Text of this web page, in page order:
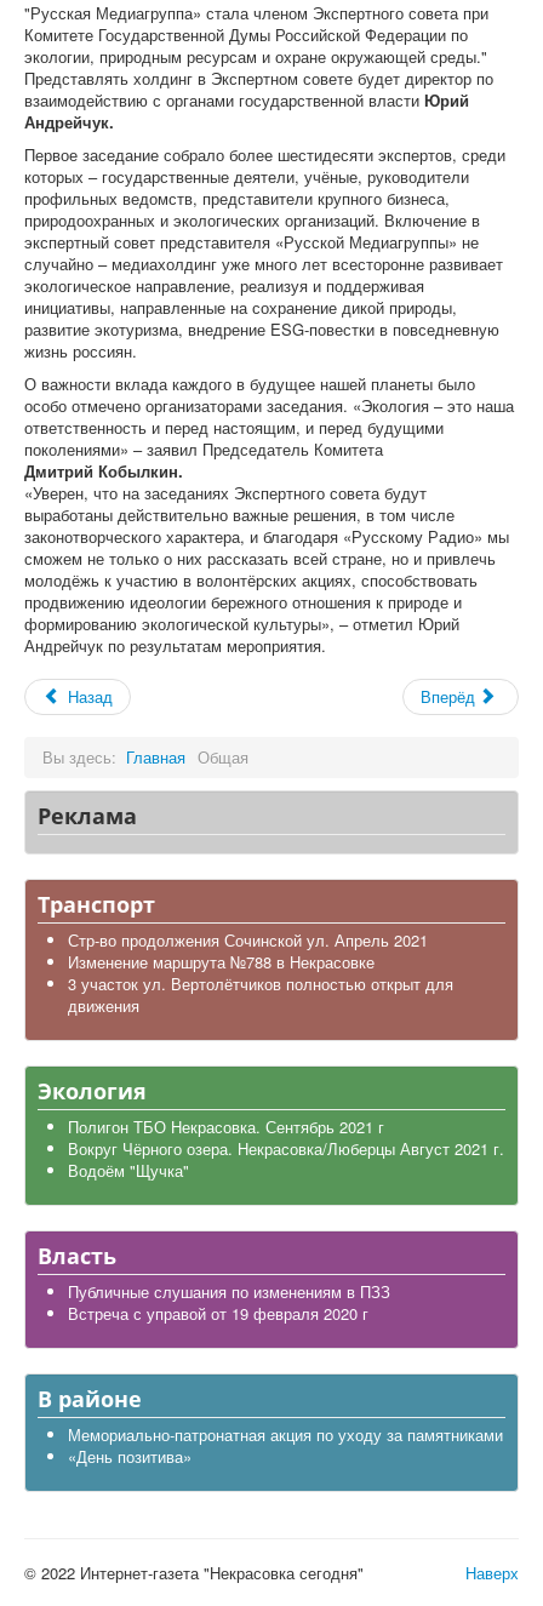
"Русская Медиагруппа» стала членом Экспертного совета при
Комитете Государственной Думы Российской Федерации по
экологии, природным ресурсам и охране окружающей среды."
Представлять холдинг в Экспертном совете будет директор по
взаимодействию с органами государственной власти Юрий
Андрейчук.
Первое заседание собрало более шестидесяти экспертов, среди
которых – государственные деятели, учёные, руководители
профильных ведомств, представители крупного бизнеса,
природоохранных и экологических организаций. Включение в
экспертный совет представителя «Русской Медиагруппы» не
случайно – медиахолдинг уже много лет всесторонне развивает
экологическое направление, реализуя и поддерживая
инициативы, направленные на сохранение дикой природы,
развитие экотуризма, внедрение ESG-повестки в повседневную
жизнь россиян.
О важности вклада каждого в будущее нашей планеты было
особо отмечено организаторами заседания. «Экология – это наша
ответственность и перед настоящим, и перед будущими
поколениями» – заявил Председатель Комитета
Дмитрий Кобылкин.
«Уверен, что на заседаниях Экспертного совета будут
выработаны действительно важные решения, в том числе
законотворческого характера, и благодаря «Русскому Радио» мы
сможем не только о них рассказать всей стране, но и привлечь
молодёжь к участию в волонтёрских акциях, способствовать
продвижению идеологии бережного отношения к природе и
формированию экологической культуры», – отметил Юрий
Андрейчук по результатам мероприятия.
Назад Вперёд
Вы здесь: Главная Общая
Реклама
Транспорт
Стр-во продолжения Сочинской ул. Апрель 2021
Изменение маршрута №788 в Некрасовке
3 участок ул. Вертолётчиков полностью открыт для
движения
Экология
Полигон ТБО Некрасовка. Сентябрь 2021 г
Вокруг Чёрного озера. Некрасовка/Люберцы Август 2021 г.
Водоём "Щучка"
Власть
Публичные слушания по изменениям в ПЗЗ
Встреча с управой от 19 февраля 2020 г
В районе
Мемориально-патронатная акция по уходу за памятниками
«День позитива»
Наверх
© 2022 Интернет-газета "Некрасовка сегодня"